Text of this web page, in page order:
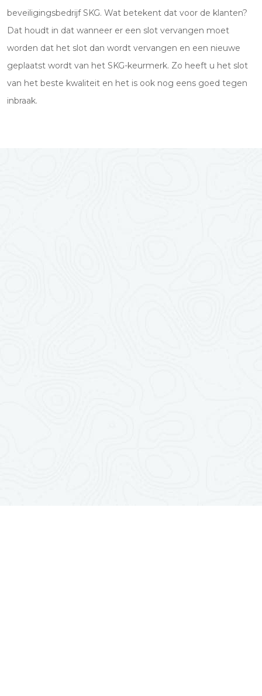
beveiligingsbedrijf SKG. Wat betekent dat voor de klanten?
Dat houdt in dat wanneer er een slot vervangen moet
worden dat het slot dan wordt vervangen en een nieuwe
geplaatst wordt van het SKG-keurmerk. Zo heeft u het slot
van het beste kwaliteit en het is ook nog eens goed tegen
inbraak.